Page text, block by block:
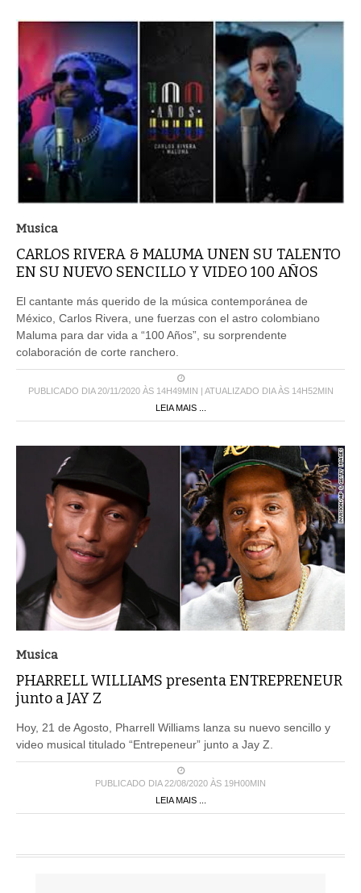
Musica
CARLOS RIVERA & MALUMA UNEN SU TALENTO
EN SU NUEVO SENCILLO Y VIDEO 100 AÑOS
El cantante más querido de la música contemporánea de
México, Carlos Rivera, une fuerzas con el astro colombiano
Maluma para dar vida a “100 Años”, su sorprendente
colaboración de corte ranchero.
PUBLICADO DIA 20/11/2020 ÀS 14H49MIN | ATUALIZADO DIA ÀS 14H52MIN
LEIA MAIS ...
Musica
PHARRELL WILLIAMS presenta ENTREPRENEUR
junto a JAY Z
Hoy, 21 de Agosto, Pharrell Williams lanza su nuevo sencillo y
video musical titulado “Entrepeneur” junto a Jay Z.
PUBLICADO DIA 22/08/2020 ÀS 19H00MIN
LEIA MAIS ...